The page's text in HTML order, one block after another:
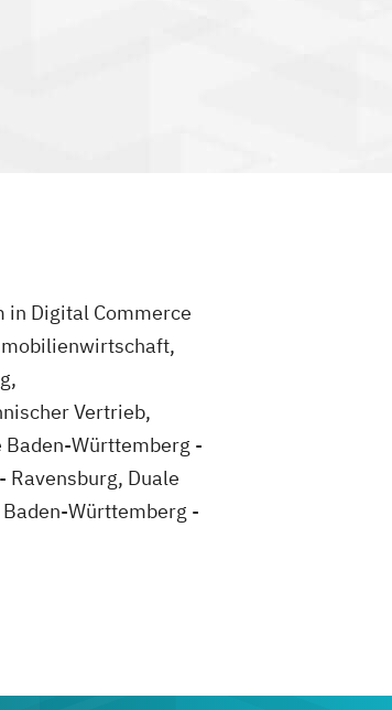
in Digital Commerce
Vertrieb,
Württemberg -
Duale
Württemberg -